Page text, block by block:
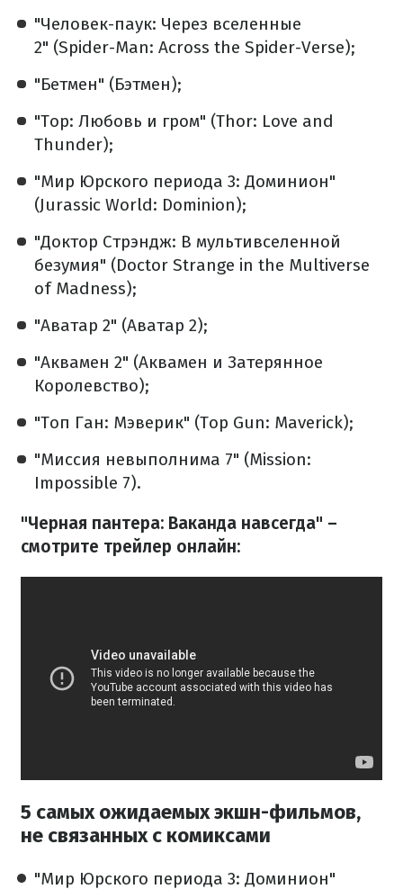
"Человек-паук: Через вселенные
2" (Spider-Man: Across the Spider-Verse);
"Бетмен" (Бэтмен);
"Тор: Любовь и гром" (Thor: Love and
Thunder);
"Мир Юрского периода 3: Доминион"
(Jurassic World: Dominion);
"Доктор Стрэндж: В мультивселенной
безумия" (Doctor Strange in the Multiverse
of Madness);
"Аватар 2" (Аватар 2);
"Аквамен 2" (Аквамен и Затерянное
Королевство);
"Топ Ган: Мэверик" (Top Gun: Maverick);
"Миссия невыполнима 7" (Mission:
Impossible 7).
"Черная пантера: Ваканда навсегда" –
смотрите трейлер онлайн:
5 самых ожидаемых экшн-фильмов,
не связанных с комиксами
"Мир Юрского периода 3: Доминион"